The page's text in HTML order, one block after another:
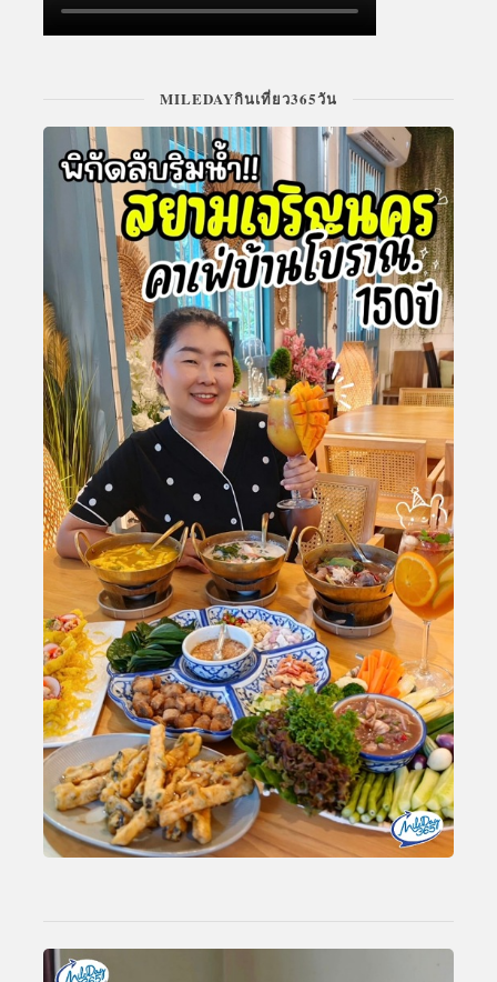
MILEDAYกินเที่ยว365วัน